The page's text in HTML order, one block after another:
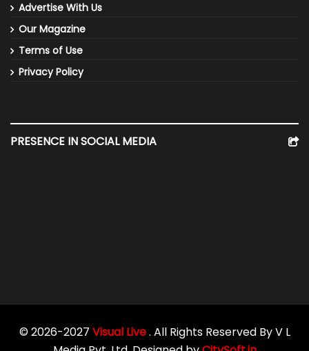
Advertise With Us
Our Magazine
Terms of Use
Privacy Policy
PRESENCE IN SOCIAL MEDIA
© 2026-2027 Visual Live. All Rights Reserved By V L